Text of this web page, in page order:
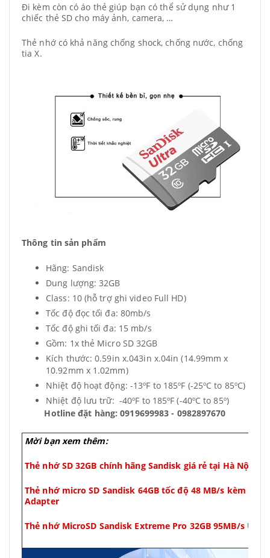
Đi kèm còn có áo thẻ giúp bạn có thể sử dụng như 1
chiếc thẻ SD cho máy ảnh, camera, …
Thẻ nhớ có khả năng chống shock, chống nước, chống
tia X.
Thông tin sản phẩm
Hãng: Sandisk
Dung lượng: 32GB
Class: 10 (hỗ trợ ghi video Full HD)
Tốc độ đọc tối đa: 80mb/s
Tốc độ ghi tối đa: 15 mb/s
Gồm: 1x thẻ Micro SD 32GB
Kích thước: 0.59in x.043in x.04in (14.99mm x
10.92mm x 1.02mm)
Nhiệt độ hoạt động: -13ºF to 185ºF (-25ºC to 85ºC)
Nhiệt độ lưu trữ: -40ºF to 185ºF (-40ºC to 85º)
Hotline đặt hàng: 0919699983 - 0982897670
Mời bạn xem thêm:
Thẻ nhớ SD 32GB chính hãng Sandisk giá rẻ tại Hà Nội
Thẻ nhớ micro SD Sandisk 64GB tốc độ 48 MB/s kèm áo
Adapter
Thẻ nhớ MicroSD Sandisk Extreme Pro 32GB 95MB/s U3